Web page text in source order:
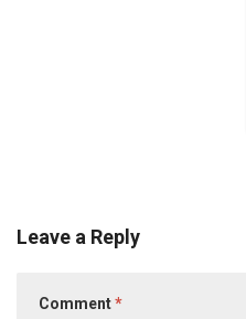
Leave a Reply
Comment*